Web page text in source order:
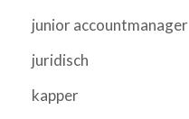
junior accountmanager
juridisch
kapper